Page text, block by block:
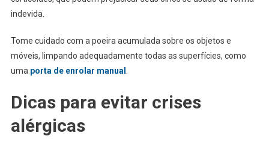
indevida.
Tome cuidado com a poeira acumulada sobre os objetos e
móveis, limpando adequadamente todas as superfícies, como
uma porta de enrolar manual .
Dicas para evitar crises
alérgicas